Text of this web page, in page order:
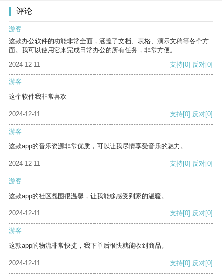
评论
游客
这款办公软件的功能非常全面，涵盖了文档、表格、演示文稿等各个方
面。我可以使用它来完成日常办公的所有任务，非常方便。
2024-12-11
支持[0] 反对[0]
游客
这个软件我非常喜欢
2024-12-11 支持[0] 反对[0]
游客
这款app的音乐资源非常优质，可以让我尽情享受音乐的魅力。
2024-12-11 支持[0] 反对[0]
游客
这款app的社区氛围很温馨，让我能够感受到家的温暖。
2024-12-11 支持[0] 反对[0]
游客
这款app的物流非常快捷，我下单后很快就能收到商品。
2024-12-11 支持[0] 反对[0]